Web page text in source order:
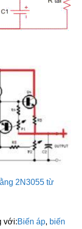
2N3055 từ
với:Biến áp, biến